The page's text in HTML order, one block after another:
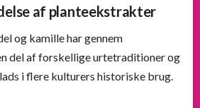
af planteekstrakter
og kamille har gennem
del af forskellige urtetraditioner og
i flere kulturers historiske brug.